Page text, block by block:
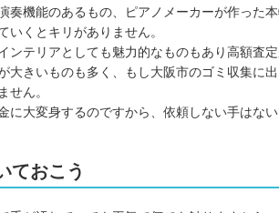
奏機能のあるもの、ピアノメーカーが作った
いくとキリがありません。
ンテリアとしても魅力的なものもあり高額査定
大きいものも多く、もし大阪市のゴミ収集に
せん。
に大変身するのですから、依頼しない手はない
ておこう